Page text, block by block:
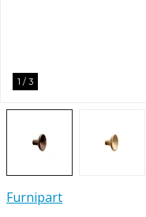
1 / 3
Furnipart